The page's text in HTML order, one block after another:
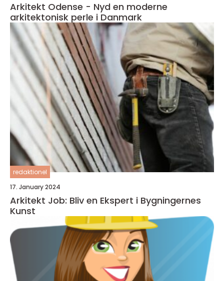
Arkitekt Odense - Nyd en moderne
arkitektonisk perle i Danmark
redaktionel
17. January 2024
Arkitekt Job: Bliv en Ekspert i Bygningernes
Kunst